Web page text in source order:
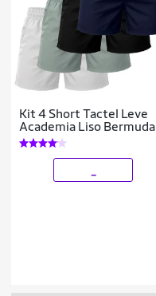
Kit 4 Short Tactel Leve
Academia Liso Bermuda
Masculina